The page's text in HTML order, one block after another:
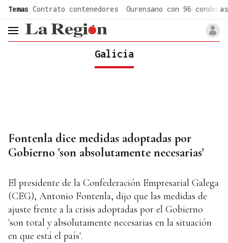
Temas Contrato contenedores Ourensano con 96 condenas
header.menu.open
Galicia
Fontenla dice medidas adoptadas por
Gobierno 'son absolutamente necesarias'
El presidente de la Confederación Empresarial Galega
(CEG), Antonio Fontenla, dijo que las medidas de
ajuste frente a la crisis adoptadas por el Gobierno
'son total y absolutamente necesarias en la situación
en que está el país'.